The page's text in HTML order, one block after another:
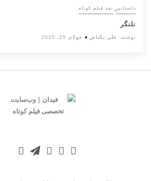
داستانی, نقد فیلم کوتاه
تلنگر
نوشته: علی بکتاش جولای 29, 2025